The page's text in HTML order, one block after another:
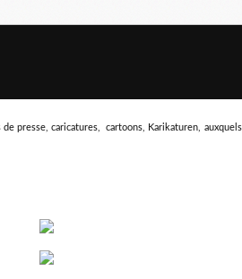
presse, caricatures, cartoons, Karikaturen,